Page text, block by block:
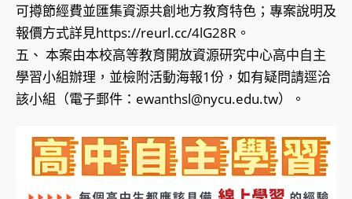
可撙節經費並匯集資源共創地方教育特色；專案說明及
報價方式詳見https://reurl.cc/4lG28R。
五、 本案由本校高等教育開放資源研究中心高中自主
學習小組辦理，並檢附活動海報1份，如有疑問請逕洽
該小組（電子郵件：ewanthsl@nycu.edu.tw）。